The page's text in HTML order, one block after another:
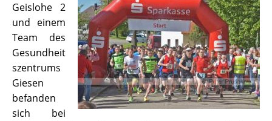
Geislohe 2
und einem
Team des
Gesundheit
szentrums
Giesen
befanden
sich bei